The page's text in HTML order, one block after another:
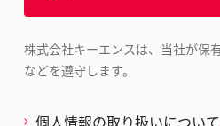
株式会社キーエンスは、当社が保
などを遵守します。
個人情報の取り扱いについて